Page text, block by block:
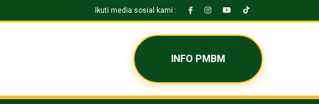
Ikuti media sosial kami :
INFO PMBM